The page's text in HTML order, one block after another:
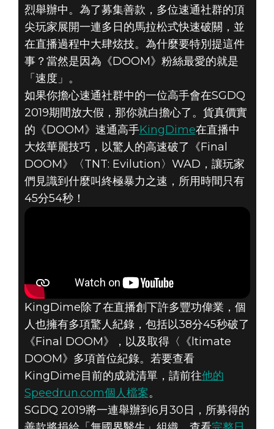
DOOM® Eternal
2019年6月26日
KINGDIME將在
SUMMER
GAMES DONE
QUICK 2019代
表《FINAL
烈舉辦中。為了募集善款，多位速通社群的頂
尖玩家展開一連多日的馬拉松式快速破關，並
在直播過程中大肆炫技。為什麼要特別提這件
事？當然是因為《DOOM》粉絲最愛的就是
「速度」。
如果你擔心速通社群中的一位高手會在SGDQ
2019期間放大假，那你就白擔心了。貨真價實
的《DOOM》速通高手KingDime在直播中
大炫華麗技巧，以驚人的高速破了《Final
DOOM》〈TNT: Evilution〉WAD，讓玩家
們見識到什麼叫終極暴力之速，所用時間只有
45分54秒！
KingDime除了在直播創下許多豐功偉業，個
人也擁有多項驚人紀錄，包括以38分45秒破了
《Final DOOM》，以及取得〈《ltimate
DOOM》多項首位紀錄。若要查看
KingDime目前的成就清單，請前往他的
Speedrun.com個人檔案。
SGDQ 2019將一連舉辦到6月30日，所募得的